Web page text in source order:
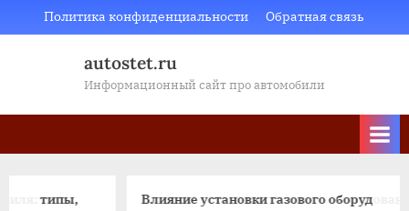
to
Политика конфиденциальности Обратная связь
autostet.ru
Информационный сайт про автомобили
Влияние установки газового оборудования на